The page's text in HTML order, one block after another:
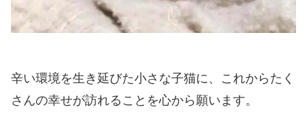
辛い環境を生き延びた小さな子猫に、これからたく
さんの幸せが訪れることを心から願います。